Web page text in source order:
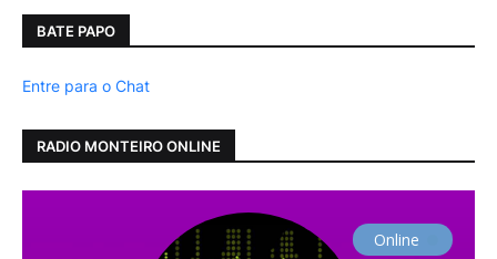
BATE PAPO
Entre para o Chat
RADIO MONTEIRO ONLINE